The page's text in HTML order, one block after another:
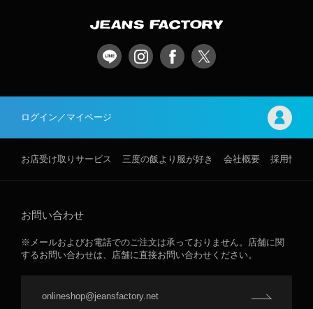
ログイン／マイページ
お店受け取りサービス 三度の飯より服が好き 会社概要 採用情報
お問い合わせ
※メールおよびお電話でのご注文は承っておりません。店舗に関
するお問い合わせは、店舗に直接お問い合わせください。
onlineshop@jeansfactory.net